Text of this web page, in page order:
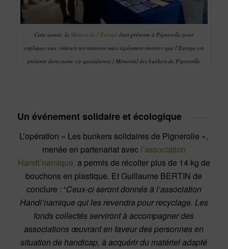
Cette année, la Maison de l’Europe était présente à Pignerolle pour
expliquer aux visiteurs ses missions mais également montrer que l’Europe est
présente dans notre vie quotidienne | Mémorial des bunkers de Pignerolle
Un événement solidaire et écologique
L’opération « Les bunkers solidaires de Pignerolle »,
menée en partenariat avec l’association
Handi’namique, a permis de récolter plus de 14 kg de
bouchons en plastique. Et Guillaume BERTIN de
conclure : “Ceux-ci seront donnés à l’association
Handi’namique qui les revendra pour recyclage. Les
fonds collectés serviront à accompagner des
associations œuvrant en faveur des personnes en
situation de handicap, à acquérir du matériel adapté